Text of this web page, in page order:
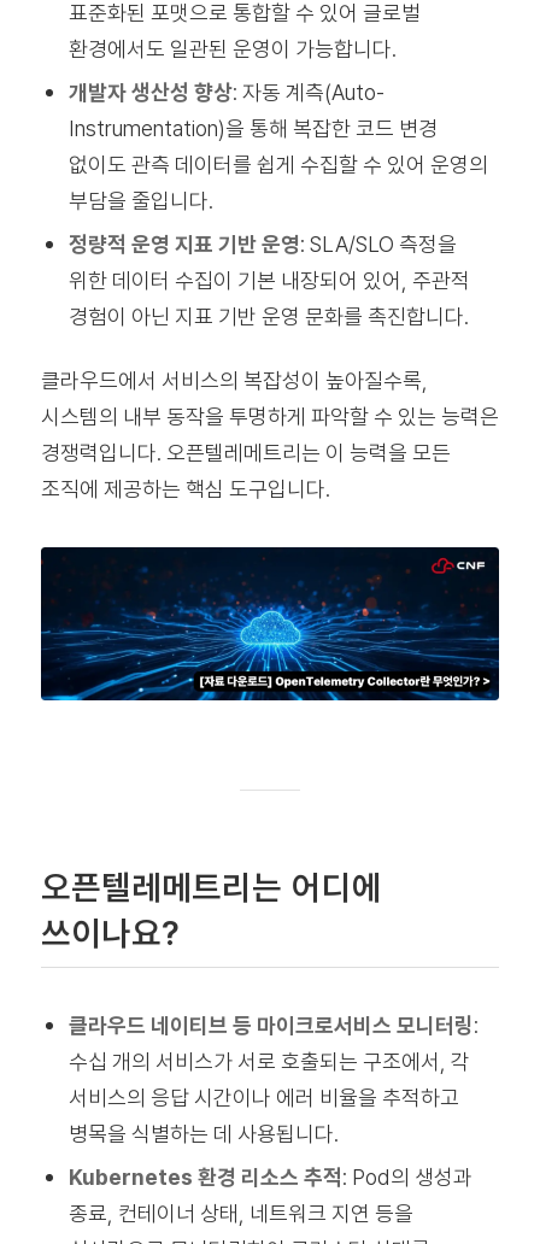
표준화된 포맷으로 통합할 수 있어 글로벌
환경에서도 일관된 운영이 가능합니다.
개발자 생산성 향상: 자동 계측(Auto-
Instrumentation)을 통해 복잡한 코드 변경
없이도 관측 데이터를 쉽게 수집할 수 있어 운영의
부담을 줄입니다.
정량적 운영 지표 기반 운영: SLA/SLO 측정을
위한 데이터 수집이 기본 내장되어 있어, 주관적
경험이 아닌 지표 기반 운영 문화를 촉진합니다.
클라우드에서 서비스의 복잡성이 높아질수록,
시스템의 내부 동작을 투명하게 파악할 수 있는 능력은
경쟁력입니다. 오픈텔레메트리는 이 능력을 모든
조직에 제공하는 핵심 도구입니다.
오픈텔레메트리는 어디에
쓰이나요?
클라우드 네이티브 등 마이크로서비스 모니터링:
수십 개의 서비스가 서로 호출되는 구조에서, 각
서비스의 응답 시간이나 에러 비율을 추적하고
병목을 식별하는 데 사용됩니다.
Kubernetes 환경 리소스 추적: Pod의 생성과
종료, 컨테이너 상태, 네트워크 지연 등을